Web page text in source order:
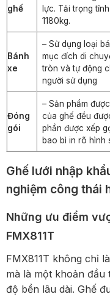
ghế
lực. Tải trọng
1180kg.
Bánh
xe
– Sử dụng loại
mục đích di
tròn và tự động
người sử dụng
Đóng
gói
– Sản phẩm
của ghế đều
phần được xếp
bao bì in rõ hình
Ghế lưới nhập
nghiệm công thái
Những ưu điểm
FMX811T
FMX811T không chỉ
mà là một khoản
độ bền lâu dài. Ghế